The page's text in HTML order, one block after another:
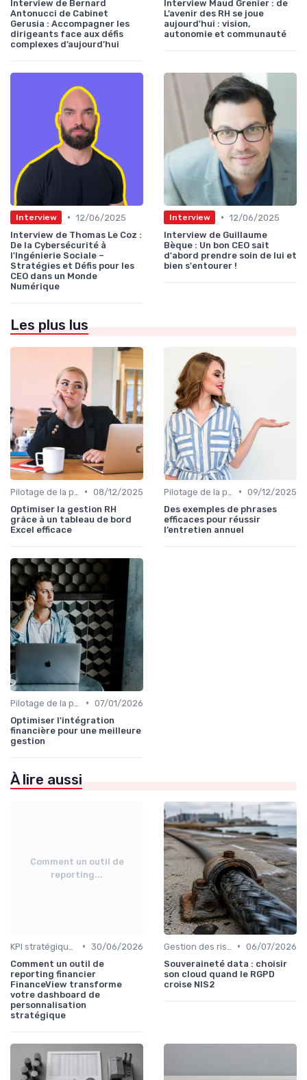
Interview de Bernard
Antonucci de Cabinet
Gerusia : Accompagner les
dirigeants face aux défis
complexes d’aujourd’hui
Interview Maud Grenier : de
L’avenir des RH se joue
aujourd'hui : vision,
autonomie et communauté
Interview • 12/06/2025
Interview de Thomas Le Coz :
De la Cybersécurité à
l'Ingénierie Sociale –
Stratégies et Défis pour les
CEO dans un Monde
Numérique
Interview • 12/06/2025
Interview de Guillaume
Bèque : Un bon CEO sait
d'abord prendre soin de lui et
bien s'entourer !
Les plus lus
• 08/12/2025
Optimiser la gestion RH
grâce à un tableau de bord
Excel efficace
• 09/12/2025
Des exemples de phrases
efficaces pour réussir
l’entretien annuel
• 07/01/2026
Optimiser l'intégration
financière pour une meilleure
gestion
À lire aussi
Comment un outil de
reporting...
• 30/06/2026
Comment un outil de
reporting financier
FinanceView transforme
votre dashboard de
personnalisation
stratégique
• 06/07/2026
Souveraineté data : choisir
son cloud quand le RGPD
croise NIS2